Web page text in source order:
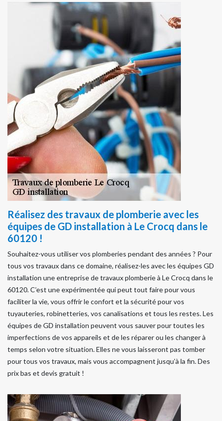
Réalisez des travaux de plomberie avec les
équipes de GD installation à Le Crocq dans le
60120 !
Souhaitez-vous utiliser vos plomberies pendant des années ? Pour
tous vos travaux dans ce domaine, réalisez-les avec les équipes GD
installation une entreprise de travaux plomberie à Le Crocq dans le
60120. C’est une expérimentée qui peut tout faire pour vous
faciliter la vie, vous offrir le confort et la sécurité pour vos
tuyauteries, robinetteries, vos canalisations et tous les restes. Les
équipes de GD installation peuvent vous sauver pour toutes les
imperfections de vos appareils et de les réparer ou les changer à
temps selon votre situation. Elles ne vous laisseront pas tomber
pour tous vos travaux, mais vous accompagnent jusqu’à la fin. Des
prix bas et devis gratuit !